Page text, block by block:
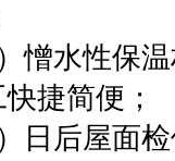
）憎水性保
捷简便；
）日后屋面